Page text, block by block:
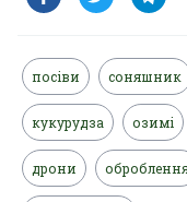
посіви соняшник
кукурудза озимі
дрони